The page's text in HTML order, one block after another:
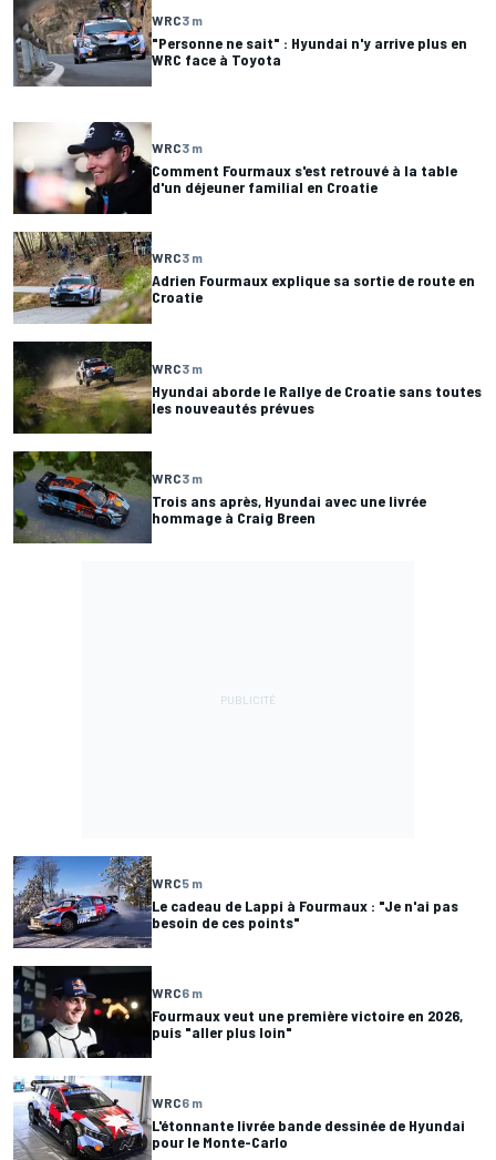
WRC3 m
"Personne ne sait" : Hyundai n'y arrive plus en
WRC face à Toyota
WRC3 m
Comment Fourmaux s'est retrouvé à la table
d'un déjeuner familial en Croatie
WRC3 m
Adrien Fourmaux explique sa sortie de route en
Croatie
WRC3 m
Hyundai aborde le Rallye de Croatie sans toutes
les nouveautés prévues
WRC3 m
Trois ans après, Hyundai avec une livrée
hommage à Craig Breen
WRC5 m
Le cadeau de Lappi à Fourmaux : "Je n'ai pas
besoin de ces points"
WRC6 m
Fourmaux veut une première victoire en 2026,
puis "aller plus loin"
WRC6 m
L'étonnante livrée bande dessinée de Hyundai
pour le Monte-Carlo